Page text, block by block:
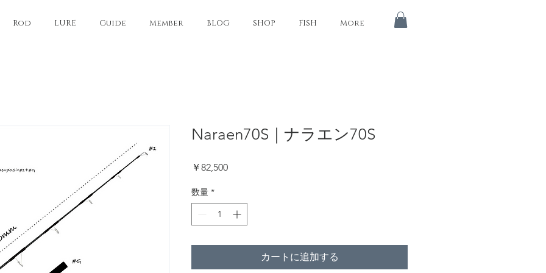
Rod LURE Guide Member BLOG SHOP FISH More
Naraen70S｜ナラエン70S
￥82,500価
数量 *
カートに追加する